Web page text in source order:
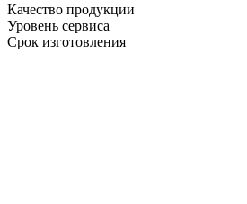
Качество продукции
Уровень сервиса
Срок изготовления